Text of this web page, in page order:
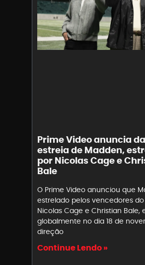
Prime Video anuncia
estreia de Madden,
por Nicolas Cage e
Bale
O Prime Video anunciou que
estrelado pelos vencedores
Nicolas Cage e Christian Bale,
globalmente no dia 18 de
direção
Continue Lendo »